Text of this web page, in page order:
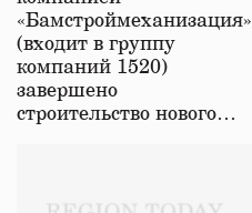
«Бамстроймеханизация»
(входит в группу
компаний 1520)
завершено
строительство нового…